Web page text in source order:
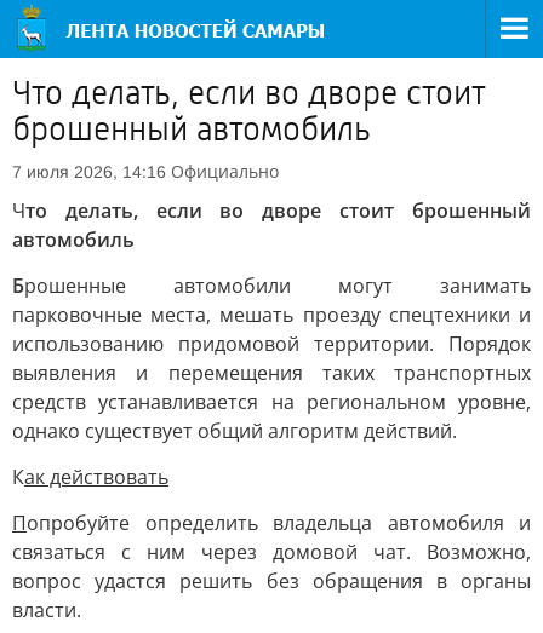
Что делать, если во дворе стоит
брошенный автомобиль
7 июля 2026, 14:16 Официально
Что делать, если во дворе стоит брошенный
автомобиль
Брошенные автомобили могут занимать
парковочные места, мешать проезду спецтехники и
использованию придомовой территории. Порядок
выявления и перемещения таких транспортных
средств устанавливается на региональном уровне,
однако существует общий алгоритм действий.
Как действовать
Попробуйте определить владельца автомобиля и
связаться с ним через домовой чат. Возможно,
вопрос удастся решить без обращения в органы
власти.